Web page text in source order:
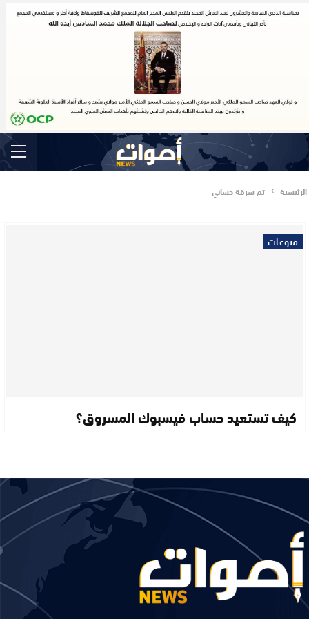
الرئيسية تم سرقة حسابي
منوعات
كيف تستعيد حساب فيسبوك المسروق؟